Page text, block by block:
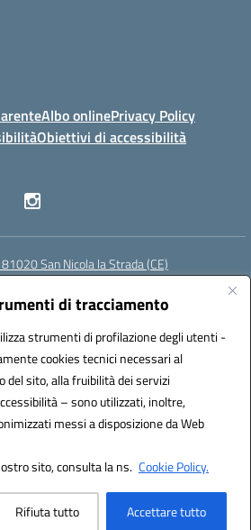
di tracciamento
strumenti di profilazione degli utenti -
cookies tecnici necessari al
sito, alla fruibilità dei servizi
– sono utilizzati, inoltre,
messi a disposizione da Web
sito, consulta la ns. Cookie Policy.
Rifiuta tutto Accettare tutto
Albo onlinePrivacy Policy
Obiettivi di accessibilità
San Nicola la Strada (CE)
(PEC):ceic86700d@pec.istruzione.it
Amministrazioni (IPA): istsc_ceic86700d
XLWGV9
by 3D Solution S.r.l.
Design by Designers Italia